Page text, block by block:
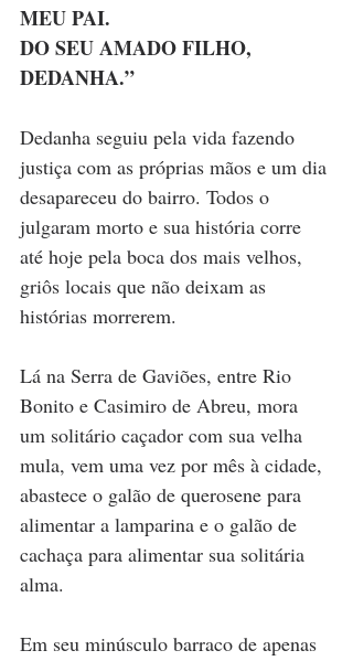
MEU PAI.
DO SEU AMADO FILHO,
DEDANHA.”
Dedanha seguiu pela vida fazendo
justiça com as próprias mãos e um dia
desapareceu do bairro. Todos o
julgaram morto e sua história corre
até hoje pela boca dos mais velhos,
griôs locais que não deixam as
histórias morrerem.
Lá na Serra de Gaviões, entre Rio
Bonito e Casimiro de Abreu, mora
um solitário caçador com sua velha
mula, vem uma vez por mês à cidade,
abastece o galão de querosene para
alimentar a lamparina e o galão de
cachaça para alimentar sua solitária
alma.
Em seu minúsculo barraco de apenas